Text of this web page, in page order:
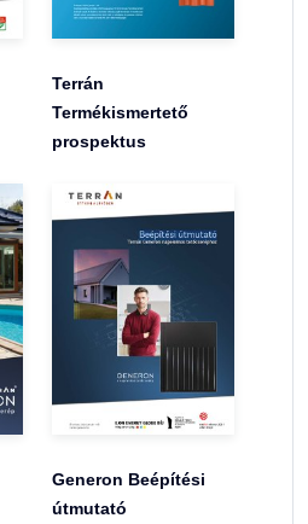
Terrán
Termékismertető
prospektus
Generon Beépítési
útmutató